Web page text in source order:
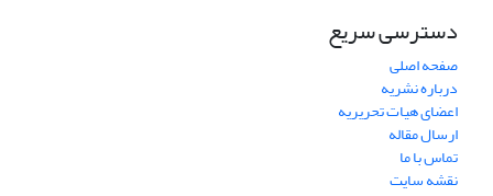
دسترسی سریع
صفحه اصلی
درباره نشریه
اعضای هیات تحریریه
ارسال مقاله
تماس با ما
نقشه سایت